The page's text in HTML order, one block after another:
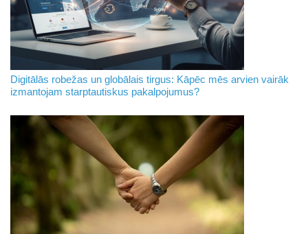
Digitālās robežas un globālais tirgus: Kāpēc mēs arvien vairāk
izmantojam starptautiskus pakalpojumus?